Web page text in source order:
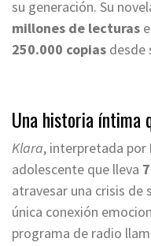
su generación. Su
millones de lecturas
250.000 copias desde
Una historia íntima
Klara, interpretada por
adolescente que lleva
atravesar una crisis de
única conexión
programa de radio